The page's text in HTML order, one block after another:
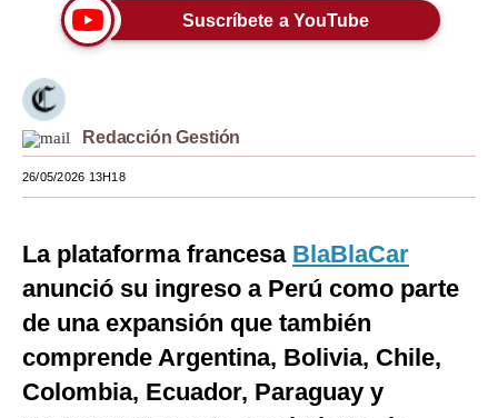
Moda
Mundo
España
Internacional
Club del Suscriptor
Suscríbete a YouTube
Redacción Gestión
26/05/2026 13H18
La plataforma francesa BlaBlaCar
anunció su ingreso a Perú como parte
de una expansión que también
comprende Argentina, Bolivia, Chile,
Colombia, Ecuador, Paraguay y